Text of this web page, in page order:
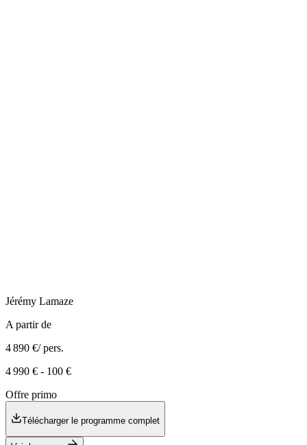
Jérémy Lamaze
A partir de
4 890 €/ pers.
4 990 € - 100 €
Offre primo
Télécharger le programme complet